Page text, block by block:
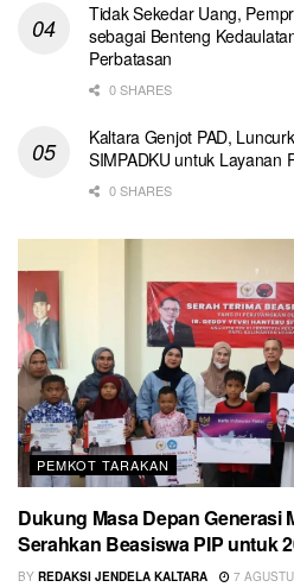
Tidak Sekedar Uang,
sebagai Benteng
Perbatasan
0 SHARES
Kaltara Genjot PAD,
SIMPADKU untuk Layanan
0 SHARES
PEMKOT TARAKAN
Dukung Masa Depan Generasi
Serahkan Beasiswa PIP untuk
BY REDAKSI JENDELA KALTARA 7